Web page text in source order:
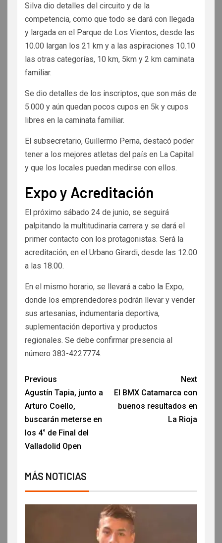
Silva dio detalles del circuito y de la
competencia, como que todo se dará con llegada
y largada en el Parque de Los Vientos, desde las
10.00 largan los 21 km y a las aspiraciones 10.10
las otras categorías, 10 km, 5km y 2 km caminata
familiar.
Se dio detalles de los inscriptos, que son más de
5.000 y aún quedan pocos cupos en 5k y cupos
libres en la caminata familiar.
El subsecretario, Guillermo Perna, destacó poder
tener a los mejores atletas del país en La Capital
y que los locales puedan medirse con ellos.
Expo y Acreditación
El próximo sábado 24 de junio, se seguirá
palpitando la multitudinaria carrera y se dará el
primer contacto con los protagonistas. Será la
acreditación, en el Urbano Girardi, desde las 12.00
a las 18.00.
En el mismo horario, se llevará a cabo la Expo,
donde los emprendedores podrán llevar y vender
sus artesanias, indumentaria deportiva,
suplementación deportiva y productos
regionales. Se debe confirmar presencia al
número 383-4227774.
Previous
Agustín Tapia, junto a
Arturo Coello,
buscarán meterse en
los 4° de Final del
Valladolid Open
Next
El BMX Catamarca con
buenos resultados en
La Rioja
MÁS NOTICIAS